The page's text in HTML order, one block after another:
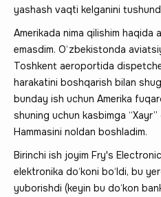
yashash vaqti kelganini
Amerikada nima qilishim haqida
emasdim. O‘zbekistonda
Toshkent aeroportida
harakatini boshqarish bilan
bunday ish uchun Amerika
shuning uchun kasbimga “Xayr”
Hammasini noldan boshladim.
Birinchi ish joyim Fry's
elektronika do‘koni bo‘ldi, bu
yuborishdi (keyin bu do‘kon